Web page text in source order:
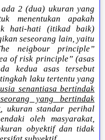
ada 2 (dua) ukuran yang
menentukan apakah
hati-hati (itikad baik)
seseorang lain, yaitu
neigbour principle”
of risk principle” (asas
kedua asas tersebut
laku tertentu yang
senantiasa bertindak
yang bertindak
, ukuran standar perihal
oleh masyarakat,
obyektif dan tidak